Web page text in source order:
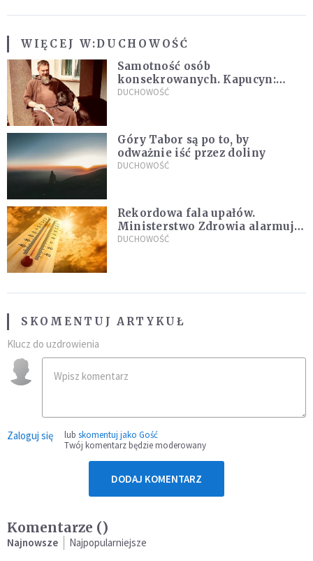
WIĘCEJ W:DUCHOWOŚĆ
Samotność osób
konsekrowanych. Kapucyn:
Życie w pojedynkę rzadko jest
DUCHOWOŚĆ
Góry Tabor są po to, by
odważnie iść przez doliny
DUCHOWOŚĆ
Rekordowa fala upałów.
Ministerstwo Zdrowia alarmuje
po doświadczeniach z czerwca
DUCHOWOŚĆ
SKOMENTUJ ARTYKUŁ
Klucz do uzdrowienia
Zaloguj się lub skomentuj jako Gość
Twój komentarz będzie moderowany
DODAJ KOMENTARZ
Komentarze ()
Najnowsze Najpopularniejsze